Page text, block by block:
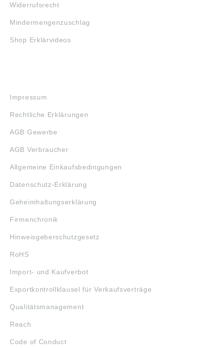
Widerrufsrecht
Mindermengenzuschlag
Shop Erklärvideos
Impressum
Rechtliche Erklärungen
AGB Gewerbe
AGB Verbraucher
Allgemeine Einkaufsbedingungen
Datenschutz-Erklärung
Geheimhaltungserklärung
Firmenchronik
Hinweisgeberschutzgesetz
RoHS
Import- und Kaufverbot
Exportkontrollklausel für Verkaufsverträge
Qualitätsmanagement
Reach
Code of Conduct